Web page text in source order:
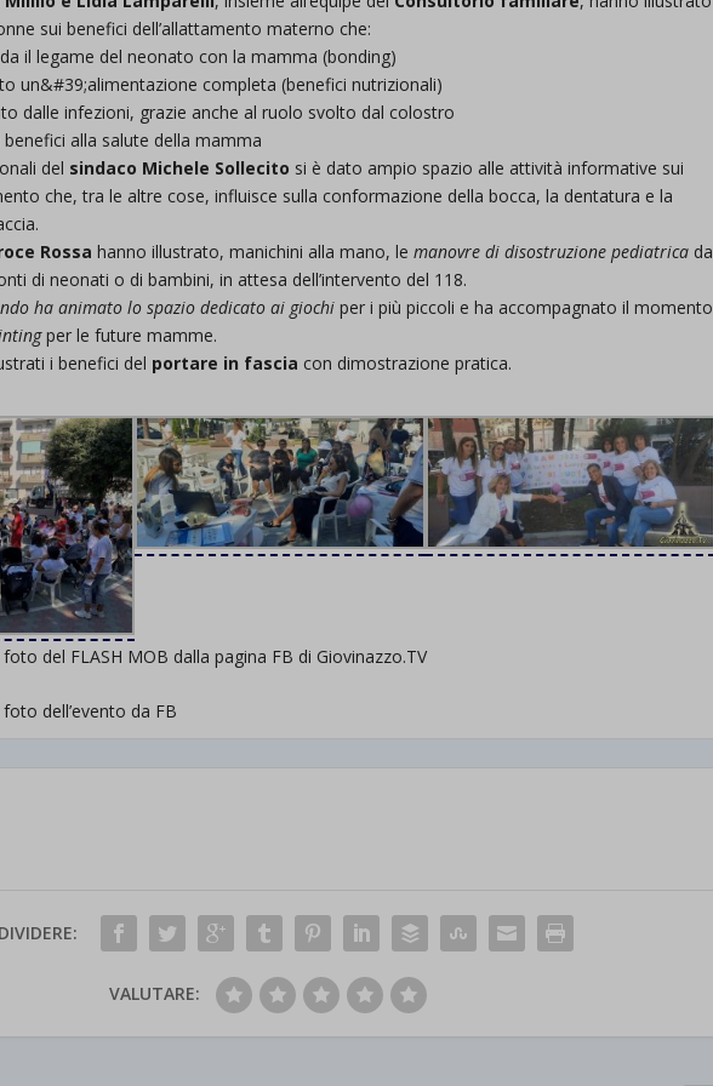
sui benefici dell’allattamento materno che:
il legame del neonato con la mamma (bonding)
un&#39;alimentazione completa (benefici nutrizionali)
dalle infezioni, grazie anche al ruolo svolto dal colostro
alla salute della mamma
del sindaco Michele Sollecito si è dato ampio spazio alle attività informative sui
che, tra le altre cose, influisce sulla conformazione della bocca, la dentatura e la
Rossa hanno illustrato, manichini alla mano, lemanovre di disostruzione pediatrica da
di neonati o di bambini, in attesa dell’intervento del 118.
ha animato lo spazio dedicato ai giochi per i più piccoli e ha accompagnato il momento
per le future mamme.
i benefici del portare in fascia con dimostrazione pratica.
del FLASH MOB dalla pagina FB di Giovinazzo.TV
dell’evento da FB
VALUTARE:
et-saved-post*
wpc*